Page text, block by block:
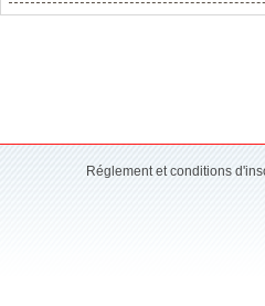
Réglement et conditions